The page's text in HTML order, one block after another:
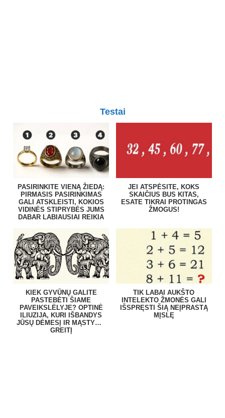
Testai
PASIRINKITE VIENĄ ŽIEDĄ:
PIRMASIS PASIRINKIMAS
GALI ATSKLEISTI, KOKIOS
VIDINĖS STIPRYBĖS JUMS
DABAR LABIAUSIAI REIKIA
JEI ATSPĖSITE, KOKS
SKAIČIUS BUS KITAS,
ESATE TIKRAI PROTINGAS
ŽMOGUS!
KIEK GYVŪNŲ GALITE
PASTEBĖTI ŠIAME
PAVEIKSLĖLYJE? OPTINĖ
ILIUZIJA, KURI IŠBANDYS
JŪSŲ DĖMESĮ IR MĄSTYMO
GREITĮ
TIK LABAI AUKŠTO
INTELEKTO ŽMONĖS GALI
IŠSPRĘSTI ŠIĄ NEĮPRASTĄ
MĮSLĘ